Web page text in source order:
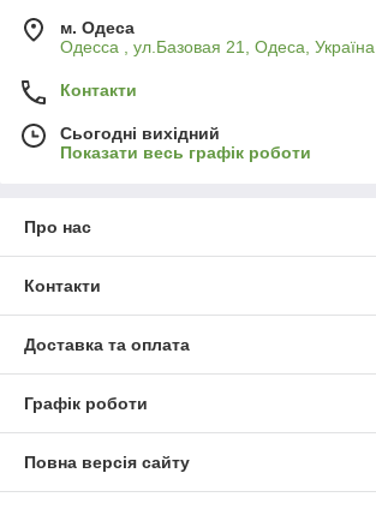
м. Одеса
Одесса , ул.Базовая 21, Одеса, Україна
Контакти
Сьогодні вихідний
Показати весь графік роботи
Про нас
Контакти
Доставка та оплата
Графік роботи
Повна версія сайту